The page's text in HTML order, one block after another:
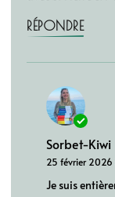
RÉPONDRE
Sorbet-Kiwi
25 février 2026
Je suis